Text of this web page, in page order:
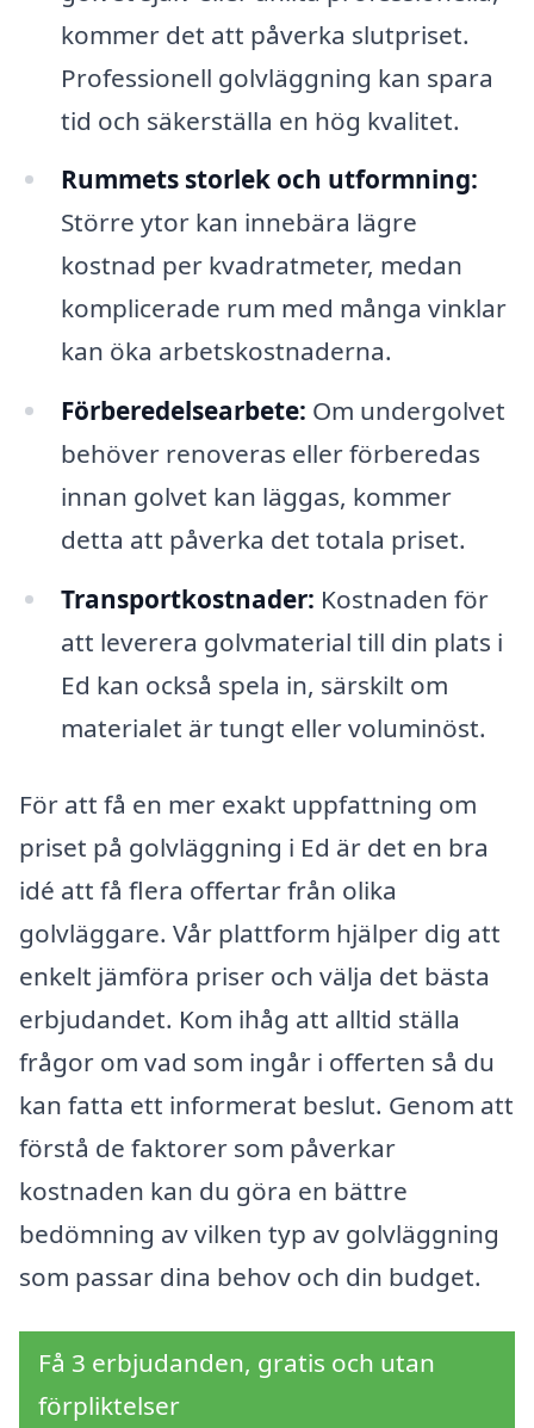
kommer det att påverka slutpriset.
Professionell golvläggning kan spara
tid och säkerställa en hög kvalitet.
Rummets storlek och utformning:
Större ytor kan innebära lägre
kostnad per kvadratmeter, medan
komplicerade rum med många vinklar
kan öka arbetskostnaderna.
Förberedelsearbete: Om undergolvet
behöver renoveras eller förberedas
innan golvet kan läggas, kommer
detta att påverka det totala priset.
Transportkostnader: Kostnaden för
att leverera golvmaterial till din plats i
Ed kan också spela in, särskilt om
materialet är tungt eller voluminöst.
För att få en mer exakt uppfattning om
priset på golvläggning i Ed är det en bra
idé att få flera offertar från olika
golvläggare. Vår plattform hjälper dig att
enkelt jämföra priser och välja det bästa
erbjudandet. Kom ihåg att alltid ställa
frågor om vad som ingår i offerten så du
kan fatta ett informerat beslut. Genom att
förstå de faktorer som påverkar
kostnaden kan du göra en bättre
bedömning av vilken typ av golvläggning
som passar dina behov och din budget.
Få 3 erbjudanden, gratis och utan
förpliktelser